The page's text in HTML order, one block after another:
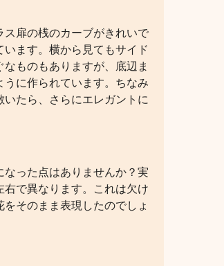
扉の桟のカーブがきれいで
ます。横から見てもサイド
ものもありますが、底辺ま
に作られています。ちなみ
たら、さらにエレガントに
った点はありませんか？実
で異なります。これは欠け
そのまま表現したのでしょ